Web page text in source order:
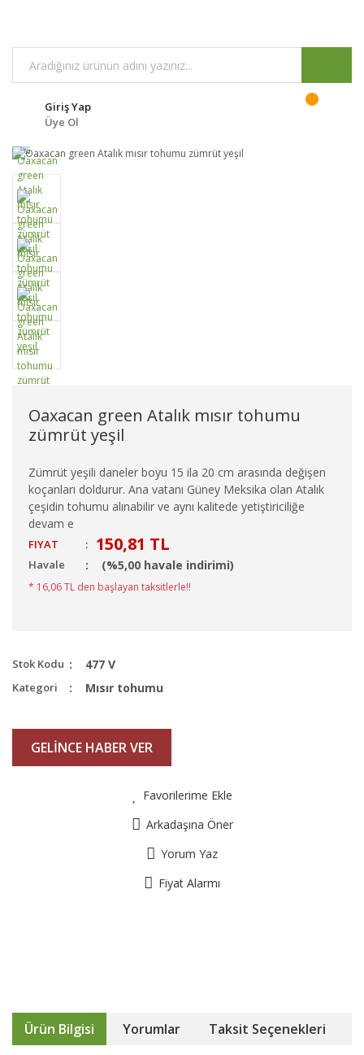
Giriş Yap
Üye Ol
Oaxacan green Atalık mısır tohumu
zümrüt yeşil
Zümrüt yeşili daneler boyu 15 ila 20 cm arasında değişen
koçanları doldurur. Ana vatanı Güney Meksika olan Atalık
çeşidin tohumu alınabilir ve aynı kalitede yetiştiriciliğe
devam e
FIYAT : 150,81 TL
Havale (%5,00 havale indirimi)
* 16,06 TL den başlayan taksitlerle!!
Stok Kodu 477 V
Kategori Mısır tohumu
GELİNCE HABER VER
Favorilerime Ekle
Arkadaşına Öner
Yorum Yaz
Fiyat Alarmı
Ürün Bilgisi Yorumlar Taksit Seçenekleri